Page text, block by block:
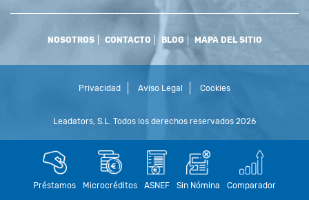
Préstamos Microcréditos ASNEF Sin Nómina Comparador
NOSOTROS CONTACTO BLOG MAPA DEL SITIO
Privacidad Aviso Legal Cookies
Leadators, S.L. Todos los derechos reservados 2026